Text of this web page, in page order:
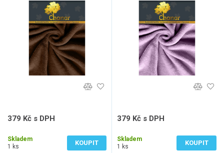
379 Kč s DPH
Skladem
1 ks
KOUPIT
379 Kč s DPH
Skladem
1 ks
KOUPIT